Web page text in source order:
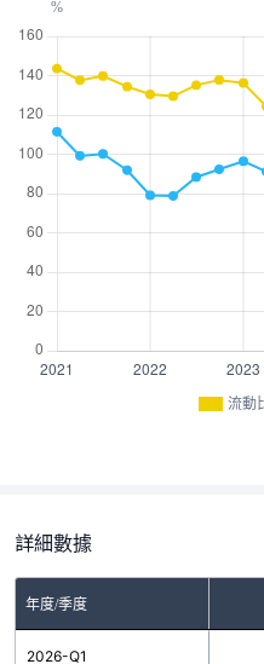
流動
詳細數據
年度/季度
2026-Q1